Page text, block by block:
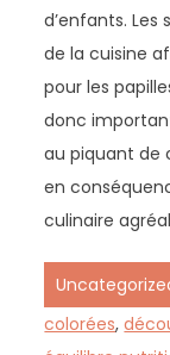
d’enfants.
de la cuisine
pour les
donc
au piquant de
en
culinaire
colorées,